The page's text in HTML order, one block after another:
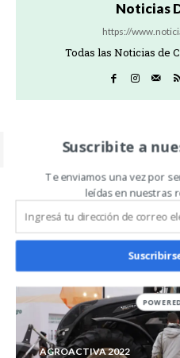
Noticias
https://
Todas las Noticias de
Related Articles
AGROACTIVA 2022
Suscribite a
Te enviamos una vez por
leídas en nuestras